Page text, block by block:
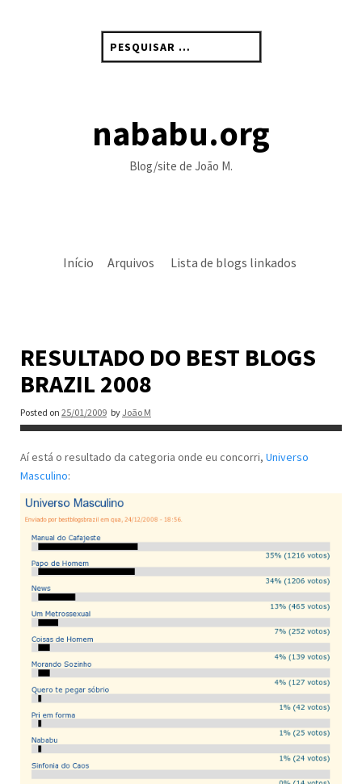
por:
nababu.org
Blog/site de João M.
Início Arquivos Lista de blogs linkados
RESULTADO DO BEST BLOGS
BRAZIL 2008
Posted on 25/01/2009 by João M
Aí está o resultado da categoria onde eu concorri, Universo
Masculino: